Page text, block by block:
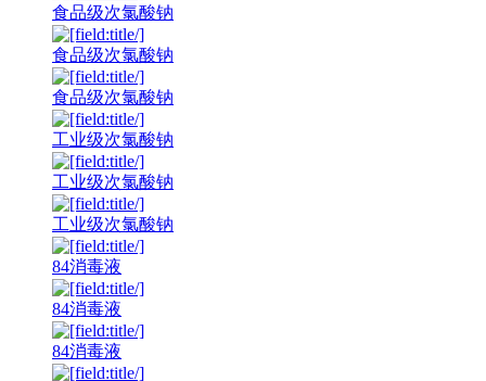
食品级次氯酸钠
食品级次氯酸钠
食品级次氯酸钠
工业级次氯酸钠
工业级次氯酸钠
工业级次氯酸钠
84消毒液
84消毒液
84消毒液